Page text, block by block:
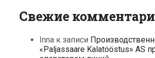
Свежие
Inna к записи
«Paljassaare Kalatööstus» AS